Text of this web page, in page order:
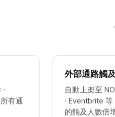
有通
外部通路觸及
自動上架至
· Eventbrite
的觸及人數倍